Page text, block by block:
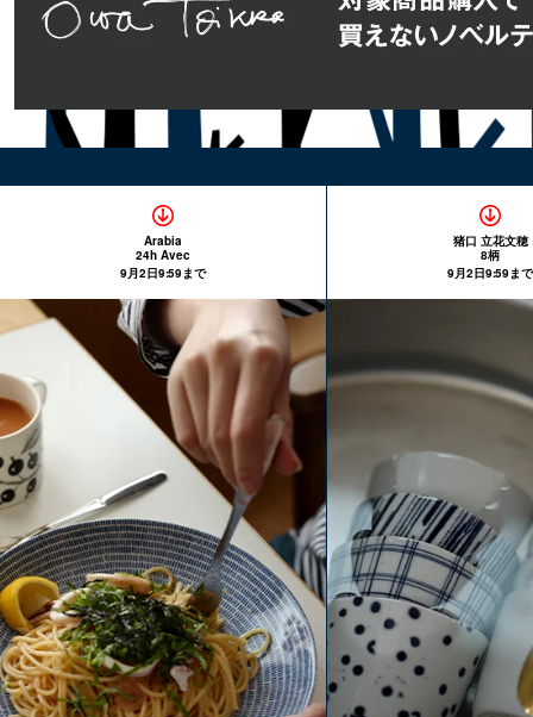
Arabia
24h Avec
9月2日9:59まで
猪口 立花文穂
8柄
9月2日9:59まで